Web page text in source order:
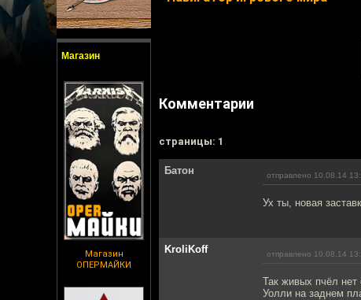
Магазин
Магазин
ОПЕРМАЙКИ
Комментарии
cтраницы: 1
Батон отправлено 10.08.14
Ух ты, новая
KroliKoff отправлено 10.08.14
Так живых пчёл нет
Уолли на заднем